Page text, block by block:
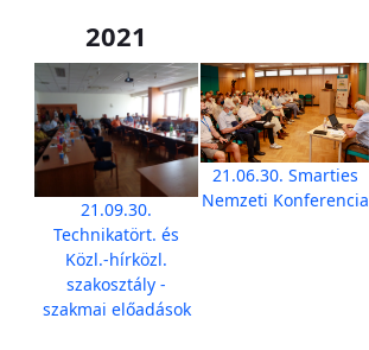
2021
21.09.30.
Technikatört. és
Közl.-hírközl.
szakosztály -
szakmai előadások
21.06.30. Smarties
Nemzeti Konferencia